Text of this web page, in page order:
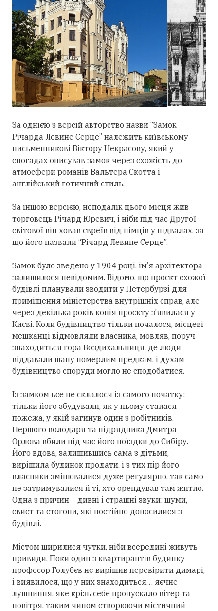
За однією з версій авторство назви “Замок
Річарда Левине Серце” належить київському
письменникові Віктору Некрасову, який у
спогадах описував замок через схожість до
атмосфери романів Вальтера Скотта і
англійський готичний стиль.
За іншою версією, неподалік цього місця жив
торговець Річард Юревич, і ніби під час Другої
світової він ховав євреїв від німців у підвалах, за
що його назвали “Річард Левине Серце”.
Замок було зведено у 1904 році, ім’я архітектора
залишилося невідомим. Відомо, що проєкт схожої
будівлі планували зводити у Петербурзі для
приміщення міністерства внутрішніх справ, але
через декілька років копія проєкту з’явилася у
Києві. Коли будівництво тільки почалося, місцеві
мешканці відмовляли власника, мовляв, поруч
знаходиться гора Воздихальниця, де люди
віддавали шану померлим предкам, і духам
будівництво споруди могло не сподобатися.
Із замком все не склалося із самого початку:
тільки його збудували, як у ньому сталася
пожежа, у якій загинув один з робітників.
Першого володаря та підрядника Дмитра
Орлова вбили під час його поїздки до Сибіру.
Його вдова, залишившись сама з дітьми,
вирішила будинок продати, і з тих пір його
власники змінювалися дуже регулярно, так само
не затримувалися й ті, хто орендував там житло.
Одна з причин – дивні і страшні звуки: шуми,
свист та стогони, які постійно доносилися з
будівлі.
Містом ширилися чутки, ніби всередині живуть
привиди. Поки один з квартирантів будинку
професор Голубєв не вирішив перевірити димарі,
і виявилося, що у них знаходиться… яєчне
лушпиння, яке крізь себе пропускало вітер та
повітря, таким чином створюючи містичний